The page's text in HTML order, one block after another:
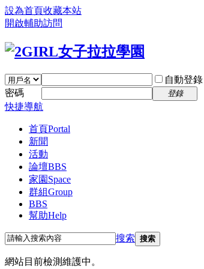
設為首頁收藏本站
開啟輔助訪問
自動登錄
密碼
登錄
快捷導航
首頁Portal
新聞
活動
論壇BBS
家園 Space
群組Group
BBS
幫助Help
搜索 搜索
網站目前檢測維護中。